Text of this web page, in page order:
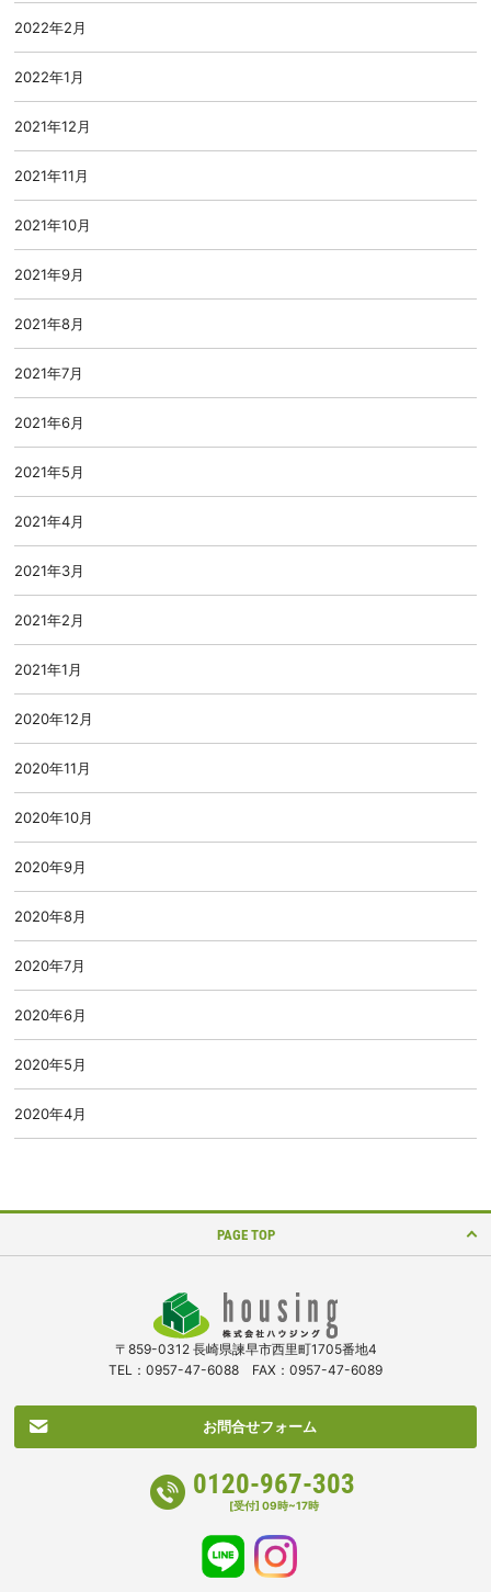
2022年2月
2022年1月
2021年12月
2021年11月
2021年10月
2021年9月
2021年8月
2021年7月
2021年6月
2021年5月
2021年4月
2021年3月
2021年2月
2021年1月
2020年12月
2020年11月
2020年10月
2020年9月
2020年8月
2020年7月
2020年6月
2020年5月
2020年4月
PAGE TOP
〒859-0312 長崎県諫早市西里町1705番地4
TEL：0957-47-6088 FAX：0957-47-6089
お問合せフォーム
0120-967-303
[受付] 09時~17時